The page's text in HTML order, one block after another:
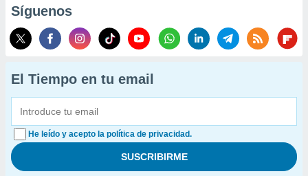
Síguenos
El Tiempo en tu email
He leído y acepto la política de privacidad.